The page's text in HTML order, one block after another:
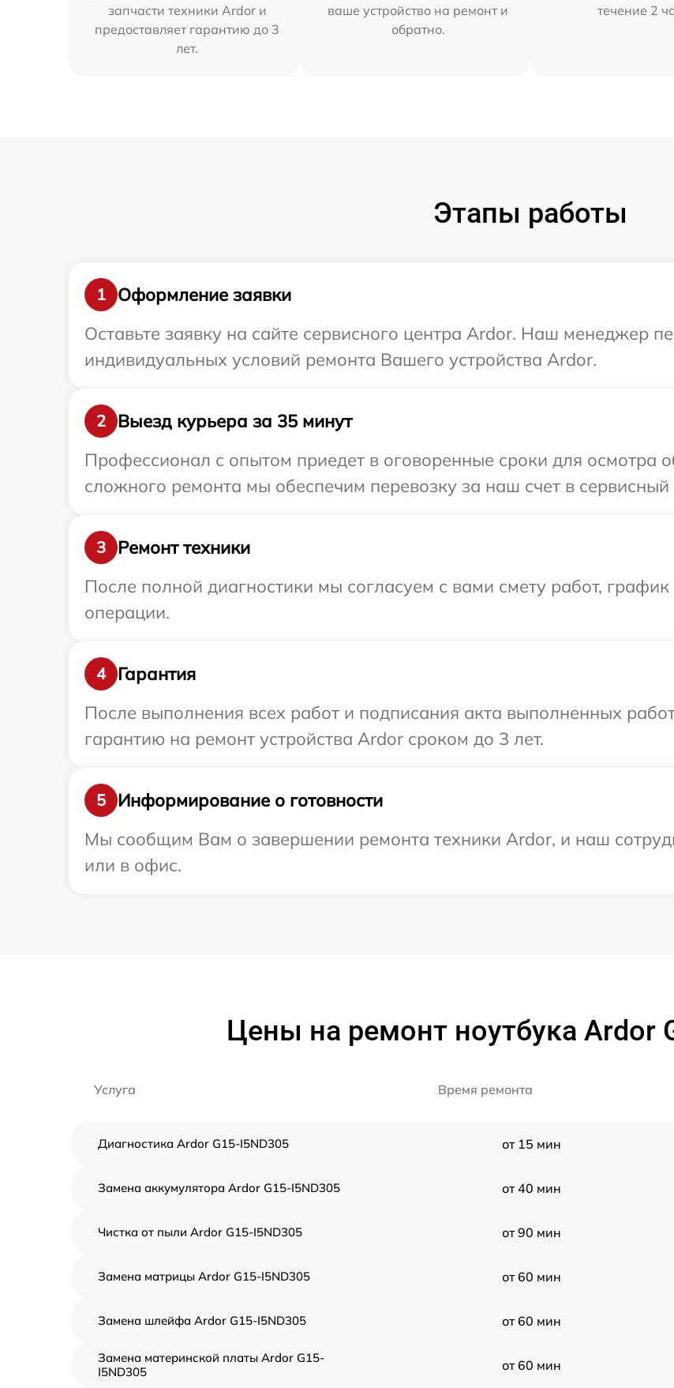
запчасти техники Ardor и
предоставляет гарантию до 3
лет.
ваше устройство на ремонт и
обратно.
течение 2
Этапы работы
1
Оформление заявки
Оставьте заявку на сайте сервисного центра Ardor. Наш менеджер
индивидуальных условий ремонта Вашего устройства Ardor.
2
Выезд курьера за 35 минут
Профессионал с опытом приедет в оговоренные сроки для осмотра
сложного ремонта мы обеспечим перевозку за наш счет в сервисный
3
Ремонт техники
После полной диагностики мы согласуем с вами смету работ,
операции.
4
Гарантия
После выполнения всех работ и подписания акта выполненных
гарантию на ремонт устройства Ardor сроком до 3 лет.
5
Информирование о готовности
Мы сообщим Вам о завершении ремонта техники Ardor, и наш
или в офис.
Цены на ремонт ноутбука Ardor
Услуга Время ремонта
Диагностика Ardor G15-I5ND305 от 15 мин
Замена аккумулятора Ardor G15-I5ND305 от 40 мин
Чистка от пыли Ardor G15-I5ND305 от 90 мин
Замена матрицы Ardor G15-I5ND305 от 60 мин
Замена шлейфа Ardor G15-I5ND305 от 60 мин
Замена материнской платы Ardor G15-
I5ND305
от 60 мин